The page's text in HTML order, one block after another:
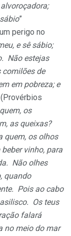
”
perigo no
e sê sábio;
Não estejas
comilões de
em pobreza; e
(Provérbios
os
as queixas?
quem, os olhos
vinho, para
Não olhes
quando
Pois ao cabo
Os teus
falará
no meio do mar